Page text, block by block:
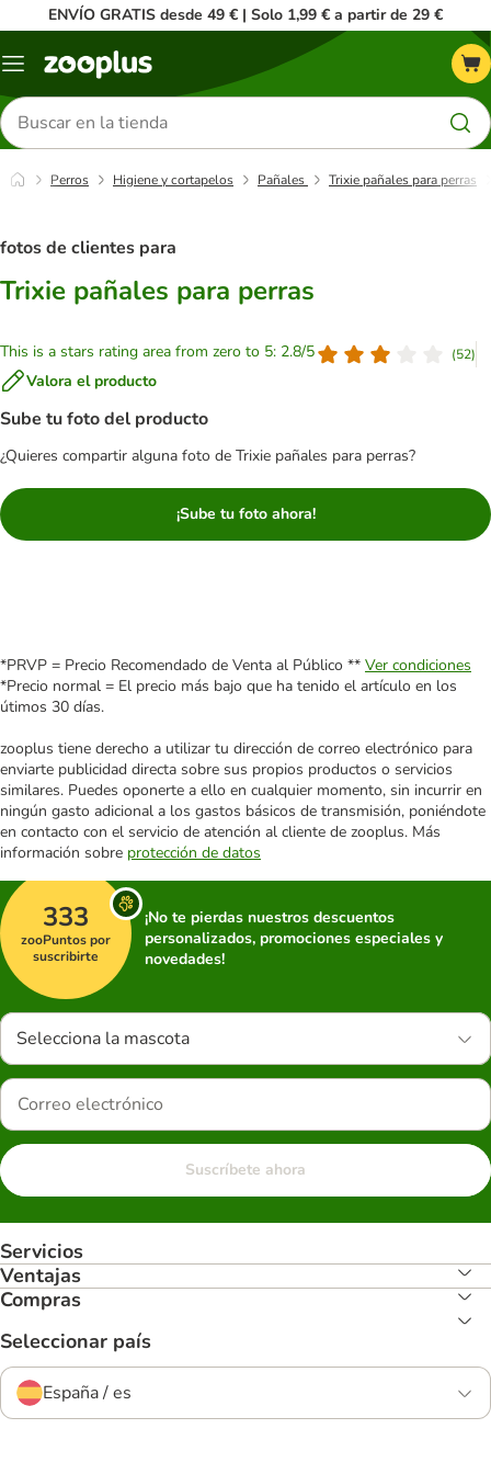
ENVÍO GRATIS desde 49 € | Solo 1,99 € a partir de 29 €
Menú
Buscar
productos
Perros Higiene y cortapelos Pañales Trixie pañales para perras
fotos de clientes para
Trixie pañales para perras
This is a stars rating area from zero to 5: 2.8/5 (52)
Valora el producto
Sube tu foto del producto
¿Quieres compartir alguna foto de Trixie pañales para perras?
¡Sube tu foto ahora!
*PRVP = Precio Recomendado de Venta al Público ** Ver condiciones
*Precio normal = El precio más bajo que ha tenido el artículo en los
útimos 30 días.
zooplus tiene derecho a utilizar tu dirección de correo electrónico para
enviarte publicidad directa sobre sus propios productos o servicios
similares. Puedes oponerte a ello en cualquier momento, sin incurrir en
ningún gasto adicional a los gastos básicos de transmisión, poniéndote
en contacto con el servicio de atención al cliente de zooplus. Más
información sobre protección de datos
333
zooPuntos por
suscribirte
¡No te pierdas nuestros descuentos
personalizados, promociones especiales y
novedades!
Selecciona la mascota
Suscríbete ahora
Servicios
Ventajas
Compras
Seleccionar país
España / es